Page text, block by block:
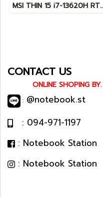
MSI THIN 15 i7-13620H RTX-2050(4GB) Ram8 SSD512 จอ15.6 FHD 144Hz สเปคเก
CONTACT US
ONLINE SHOPING
: @notebook.st
: 094-971-1197
: Notebook Station
: Notebook Station